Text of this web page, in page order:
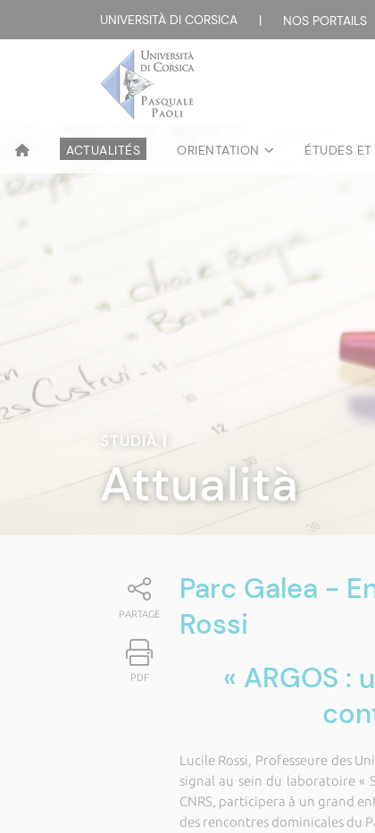
UNIVERSITÀ DI CORSICA | NOS
ACTUALITÉS ORIENTATION ÉTUDES
STUDIÀ
Attualità
PARTAGE
PDF
Parc Galea -
Rossi
« ARGOS
Lucile Rossi, Professeure des
signal au sein du laboratoire «
CNRS, participera à un grand
des rencontres dominicales du